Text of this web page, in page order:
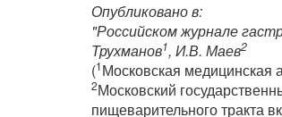
Опубликовано в:
"Российском журнале
Трухманов1, И.В. Маев2
(1Московская
2Московский
пищеварительного тракта